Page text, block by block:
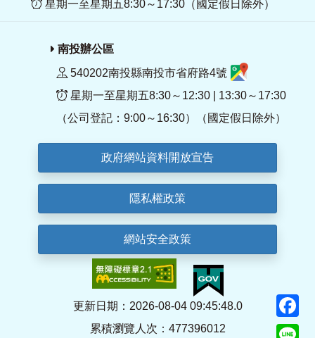
星期一至星期五8:30～17:30（國定假日除外）
南投辦公區
540202南投縣南投市省府路4號
星期一至星期五8:30～12:30 | 13:30～17:30
（公司登記：9:00～16:30）（國定假日除外）
政府網站資料開放宣告
隱私權政策
網站安全政策
更新日期：2026-08-04 09:45:48.0
累積瀏覽人次：477396012